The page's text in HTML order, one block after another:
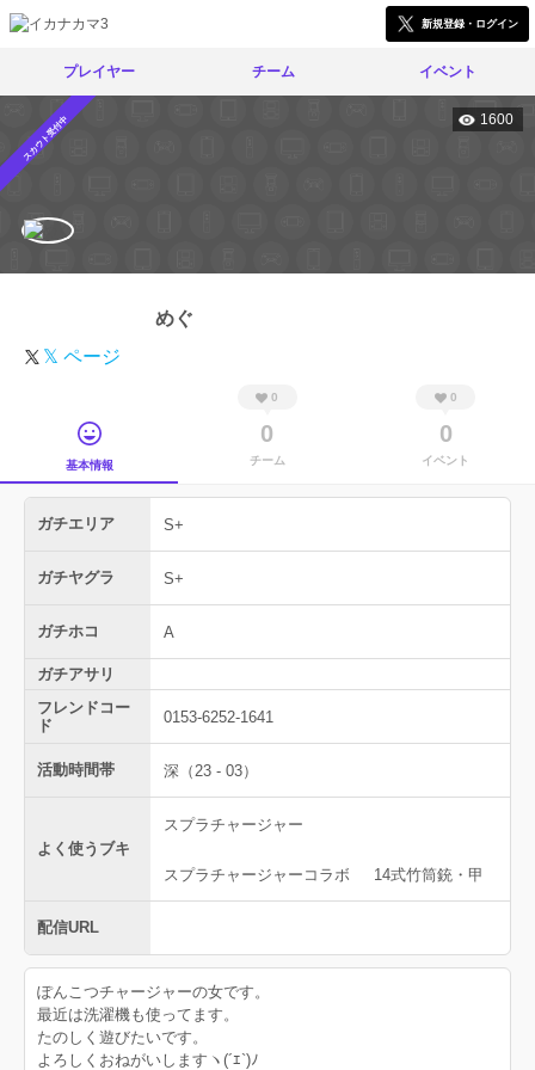
新規登録・ログイン
プレイヤー チーム イベント
スカウト受付中 1600
めぐ
𝕏 ページ
基本情報
0
0
チーム
0
0
イベント
ガチエリア S+
ガチヤグラ S+
ガチホコ A
ガチアサリ
フレンドコー
ド
0153-6252-1641
活動時間帯 深（23 - 03）
よく使うブキ
スプラチャージャー
スプラチャージャーコラボ 14式竹筒銃・甲
配信URL
ぽんこつチャージャーの女です。
最近は洗濯機も使ってます。
たのしく遊びたいです。
よろしくおねがいしますヽ(´ｴ`)ﾉ